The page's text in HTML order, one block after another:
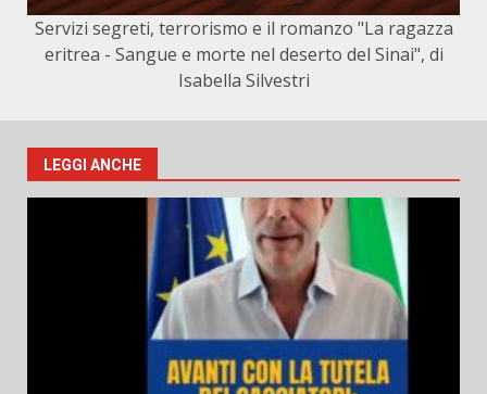
Servizi segreti, terrorismo e il romanzo "La ragazza
eritrea - Sangue e morte nel deserto del Sinai", di
Isabella Silvestri
LEGGI ANCHE